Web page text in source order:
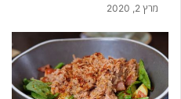
מרץ 2, 2020